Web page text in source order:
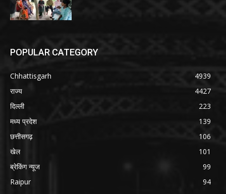
POPULAR CATEGORY
Chhattisgarh
4939
राज्य
4427
दिल्ली
223
मध्य प्रदेश
139
छत्तीसगढ़
106
खेल
101
ब्रेकिंग न्यूज
99
Raipur
94